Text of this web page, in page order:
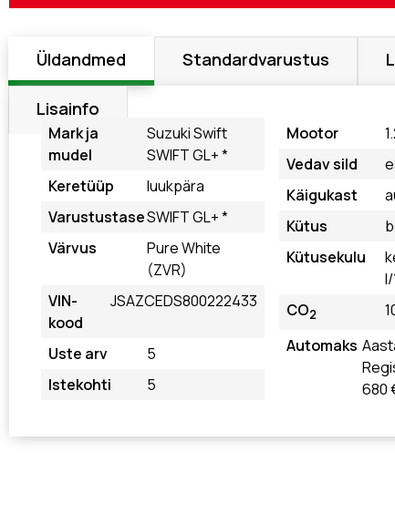
Üldandmed Standardvarustus
Lisainfo
Mark ja
mudel
Suzuki Swift
SWIFT GL+ *
Keretüüp
luukpära
VarustustaseSWIFT GL+ *
Värvus
Pure White
(ZVR)
VIN-
kood
JSAZCEDS800222433
Uste arv
5
Istekohti
5
Mootor
Vedav sild
Käigukast
Kütus
Kütusekulu
CO2
Automaks
680